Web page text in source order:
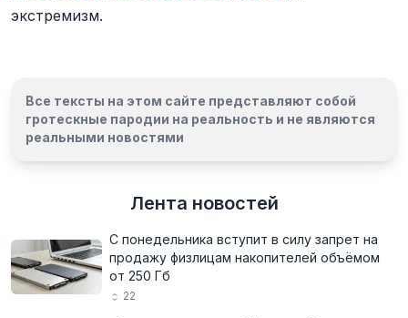
экстремизм.
Все тексты на этом сайте представляют собой
гротескные пародии на реальность и не являются
реальными новостями
Лента новостей
С понедельника вступит в силу запрет на
продажу физлицам накопителей объёмом
от 250 Гб
22